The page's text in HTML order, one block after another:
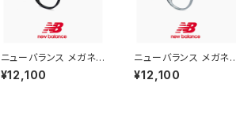
ニューバランス メガネ n
b09374x-2 new bal
ance newbalance 眼
¥12,100
ニューバランス メガネ
b09374x-4 new bal
ance newbalance 眼
¥12,100